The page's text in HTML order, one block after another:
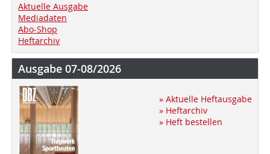
Aktuelle Ausgabe
Mediadaten
Abo-Shop
Heftarchiv
Ausgabe 07-08/2026
» Aktuelle Heftausgabe
» Heftarchiv
» Heft bestellen